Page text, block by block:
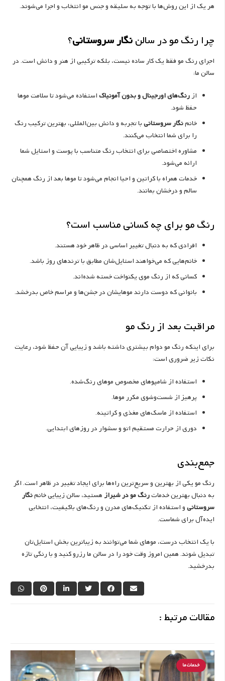
هر یک از این روش‌ها با توجه به سلیقه و جنس مو انتخاب و اجرا می‌شوند.
چرا رنگ مو در سالننگار سروستانی؟
اجرای رنگ مو فقط یک کار ساده نیست، بلکه ترکیبی از هنر و دانش است. در
سالن ما:
ازرنگ‌های اورجینال و بدون آمونیاکاستفاده می‌شود تا سلامت موها
حفظ شود.
خانمنگار سروستانیبا تجربه و دانش بین‌المللی، بهترین ترکیب رنگ
را برای شما انتخاب می‌کنند.
مشاوره اختصاصی برای انتخاب رنگ متناسب با پوست و استایل شما
ارائه می‌شود.
خدمات همراه با کراتین و احیا انجام می‌شود تا موها بعد از رنگ همچنان
سالم و درخشان بمانند.
رنگ مو برای چه کسانی مناسب است؟
افرادی که به دنبال تغییر اساسی در ظاهر خود هستند.
خانم‌هایی که می‌خواهند استایل‌شان مطابق با ترندهای روز باشد.
کسانی که از رنگ موی یکنواخت خسته شده‌اند.
بانوانی که دوست دارند موهایشان در جشن‌ها و مراسم خاص بدرخشد.
مراقبت بعد از رنگ مو
برای اینکه رنگ مو دوام بیشتری داشته باشد و زیبایی آن حفظ شود، رعایت
نکات زیر ضروری است:
استفاده از شامپوهای مخصوص موهای رنگ‌شده.
پرهیز از شست‌وشوی مکرر موها.
استفاده از ماسک‌های مغذی و کراتینه.
دوری از حرارت مستقیم اتو و سشوار در روزهای ابتدایی.
جمع‌بندی
رنگ مو یکی از بهترین و سریع‌ترین راه‌ها برای ایجاد تغییر در ظاهر است. اگر
به دنبال بهترین خدماترنگ مو در شیرازهستید، سالن زیبایی خانمنگار
سروستانیو استفاده از تکنیک‌های مدرن و رنگ‌های باکیفیت، انتخابی
ایده‌آل برای شماست.
با یک انتخاب درست، موهای شما می‌توانند به زیباترین بخش استایل‌تان
تبدیل شوند. همین امروز وقت خود را در سالن ما رزرو کنید و با رنگی تازه
بدرخشید.
مقالات مرتبط :
خدمات ما